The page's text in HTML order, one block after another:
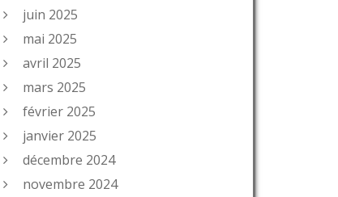
juin 2025
mai 2025
avril 2025
mars 2025
février 2025
janvier 2025
décembre 2024
novembre 2024